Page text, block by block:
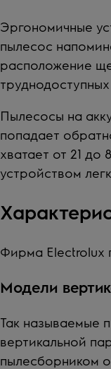
Эргономичные
пылесос
расположение
Пылесосы на
попадает
хватает от 21 до
устройством
Фирма Electrolux
Модели
Так называемые
вертикальной
пылесборником